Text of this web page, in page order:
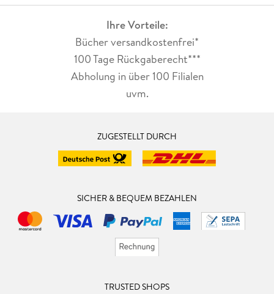
Ihre Vorteile:
Bücher versandkostenfrei*
100 Tage Rückgaberecht***
Abholung in über 100 Filialen
uvm.
ZUGESTELLT DURCH
SICHER & BEQUEM BEZAHLEN
TRUSTED SHOPS